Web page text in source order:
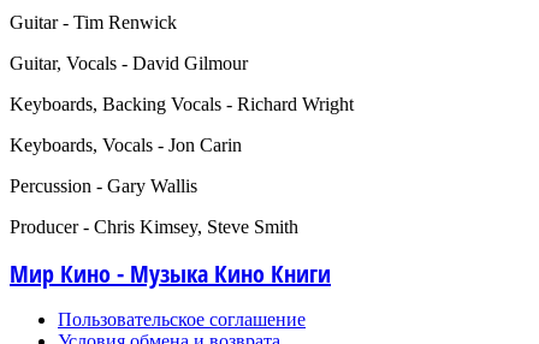
Guitar - Tim Renwick
Guitar, Vocals - David Gilmour
Keyboards, Backing Vocals - Richard Wright
Keyboards, Vocals - Jon Carin
Percussion - Gary Wallis
Producer - Chris Kimsey, Steve Smith
Мир Кино - Музыка Кино Книги
Пользовательское соглашение